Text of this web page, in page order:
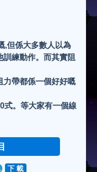
,但係大多數人以為
訓練動作。而其實阻
力帶都係一個好好嘅
式。等大家有一個線
下 載